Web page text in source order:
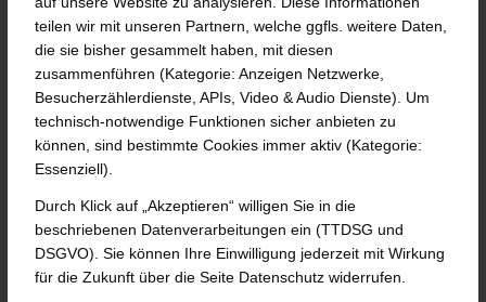
UTH TECHNICAL CENTER
Innovative Lösungen im Praxistest
Im UTH TECHNICAL CENTER bieten wir speziell
für unsere Kunden die Möglichkeit, unsere
zukunftsweisenden Technologien und neuesten
Verfahren mit eigenen Materialien und
Produkten zu erproben. Hier stehen die
teilen wir mit unseren Partnern, welche ggfls. weitere Daten,
die sie bisher gesammelt haben, mit diesen
zusammenführen (Kategorie: Anzeigen Netzwerke,
Besucherzählerdienste, APIs, Video & Audio Dienste). Um
technisch-notwendige Funktionen sicher anbieten zu
können, sind bestimmte Cookies immer aktiv (Kategorie:
Essenziell).
Durch Klick auf „Akzeptieren“ willigen Sie in die
beschriebenen Datenverarbeitungen ein (TTDSG und
DSGVO). Sie können Ihre Einwilligung jederzeit mit Wirkung
für die Zukunft über die Seite Datenschutz widerrufen.